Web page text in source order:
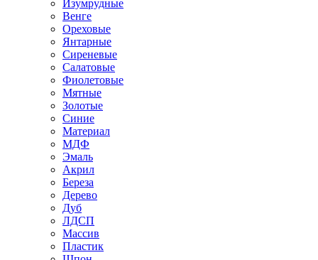
Изумрудные
Венге
Ореховые
Янтарные
Сиреневые
Салатовые
Фиолетовые
Мятные
Золотые
Синие
Материал
МДФ
Эмаль
Акрил
Береза
Дерево
Дуб
ЛДСП
Массив
Пластик